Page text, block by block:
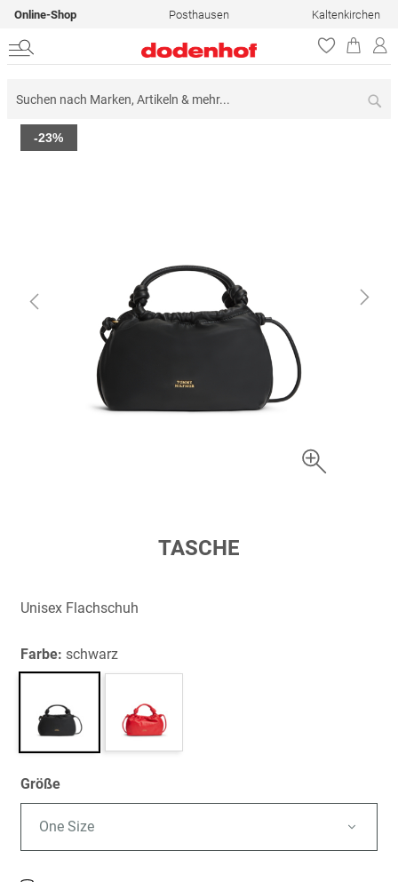
Online-Shop Posthausen Kaltenkirchen
Zum
Ende
-23%
springen
TASCHE
Unisex Flachschuh
Farbe: schwarz
Größe
One Size